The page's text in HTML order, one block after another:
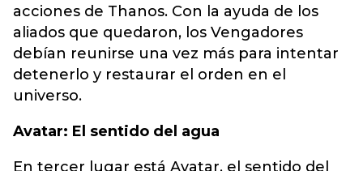
acciones de Thanos. Con la ayuda de los
aliados que quedaron, los Vengadores
debían reunirse una vez más para intentar
detenerlo y restaurar el orden en el
universo.
Avatar: El sentido del agua
En tercer lugar está Avatar, el sentido del